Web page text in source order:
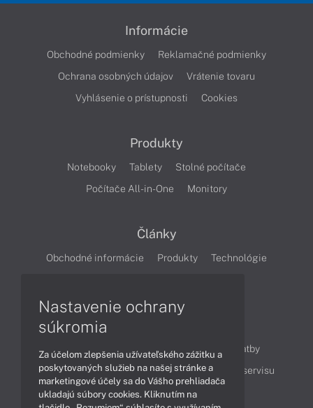
Informácie
Obchodné podmienky
Reklamačné podmienky
Ochrana osobných údajov
Vrátenie tovaru
Vyhlásenie o prístupnosti
Cookies
Produkty
Notebooky Tablety
Stolné počítače
Počítače All-in-One
Monitory
Články
Obchodné informácie Produkty
Technológie
Ako nakupovať
Možnosti doručenia a platby
Podpora a servis
Servisné služby Cenník servisu
Nastavenie ochrany
súkromia
Za účelom zlepšenia užívateľského zážitku a
poskytovaných služieb na našej stránke a
marketingové účely sa do Vášho prehliadača
ukladajú súbory cookies. Kliknutím na